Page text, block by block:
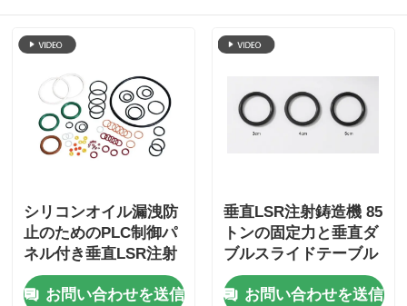
シリコンオイル漏洩防
止のためのPLC制御パ
ネル付き垂直LSR注射
鋳造機
お問い合わせを送信
垂直LSR注射鋳造機 85
トンの固定力と垂直ダ
ブルスライドテーブル
高性能サーボモーター
システム
お問い合わせを送信